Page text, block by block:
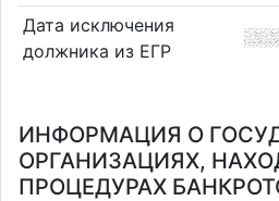
Дата исключения
должника из ЕГР
ИНФОРМАЦИЯ О
ОРГАНИЗАЦИЯХ,
ПРОЦЕДУРАХ